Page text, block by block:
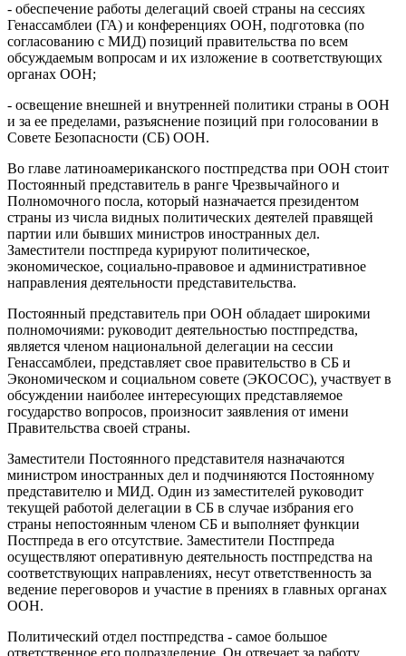
- обеспечение работы делегаций своей страны на сессиях
Генассамблеи (ГА) и конференциях ООН, подготовка (по
согласованию с МИД) позиций правительства по всем
обсуждаемым вопросам и их изложение в соответствующих
органах ООН;
- освещение внешней и внутренней политики страны в ООН
и за ее пределами, разъяснение позиций при голосовании в
Совете Безопасности (СБ) ООН.
Во главе латиноамериканского постпредства при ООН стоит
Постоянный представитель в ранге Чрезвычайного и
Полномочного посла, который назначается президентом
страны из числа видных политических деятелей правящей
партии или бывших министров иностранных дел.
Заместители постпреда курируют политическое,
экономическое, социально-правовое и административное
направления деятельности представительства.
Постоянный представитель при ООН обладает широкими
полномочиями: руководит деятельностью постпредства,
является членом национальной делегации на сессии
Генассамблеи, представляет свое правительство в СБ и
Экономическом и социальном совете (ЭКОСОС), участвует в
обсуждении наиболее интересующих представляемое
государство вопросов, произносит заявления от имени
Правительства своей страны.
Заместители Постоянного представителя назначаются
министром иностранных дел и подчиняются Постоянному
представителю и МИД. Один из заместителей руководит
текущей работой делегации в СБ в случае избрания его
страны непостоянным членом СБ и выполняет функции
Постпреда в его отсутствие. Заместители Постпреда
осуществляют оперативную деятельность постпредства на
соответствующих направлениях, несут ответственность за
ведение переговоров и участие в прениях в главных органах
ООН.
Политический отдел постпредства - самое большое
ответственное его подразделение. Он отвечает за работу